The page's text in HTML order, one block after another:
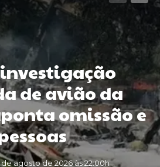
investigação
de avião da
omissão e
de agosto de 2026 às 22:00h